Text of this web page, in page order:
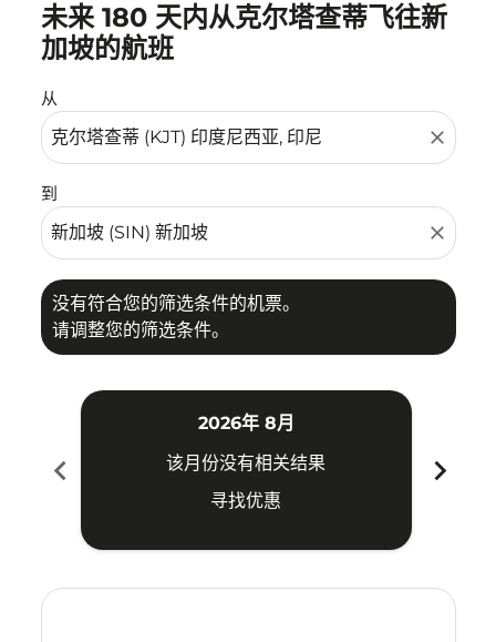
未来 180 天内从克尔塔查蒂飞往新
加坡的航班
从
close
到
close
没有符合您的筛选条件的机票。
请调整您的筛选条件。
没有符合您的筛选条件的机票。请调整您的筛选条件。
chevron_left
2026年 8月
该月份没有相关结果
寻找优惠
chevron_right